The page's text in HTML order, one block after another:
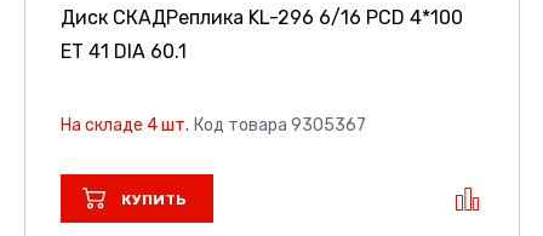
Диск СКАДРеплика KL-296 6/16 PCD 4*100
ET 41 DIA 60.1
На складе 4 шт. Код товара 9305367
КУПИТЬ